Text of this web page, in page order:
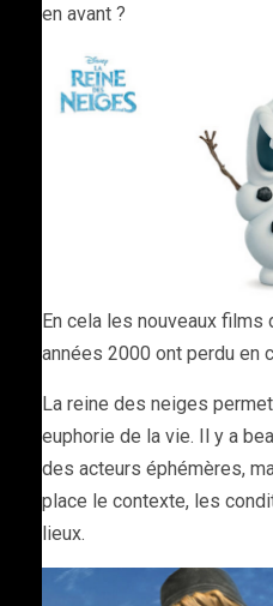
en avant ?
En cela les nouveaux
années 2000 ont perdu en
La reine des neiges
euphorie de la vie. Il y a
des acteurs éphémères,
place le contexte, les
lieux.